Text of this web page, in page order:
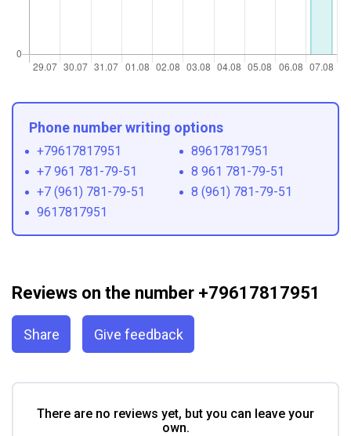
Phone number writing options
+79617817951
89617817951
+7 961 781-79-51
8 961 781-79-51
+7 (961) 781-79-51
8 (961) 781-79-51
9617817951
Reviews on the number +79617817951
Share Give feedback
There are no reviews yet, but you can leave your
own.